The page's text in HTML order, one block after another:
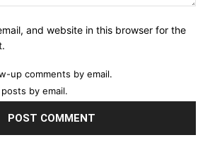
and website in this browser for the
up comments by email.
by email.